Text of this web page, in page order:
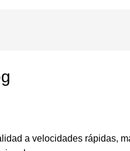
a velocidades rápidas,